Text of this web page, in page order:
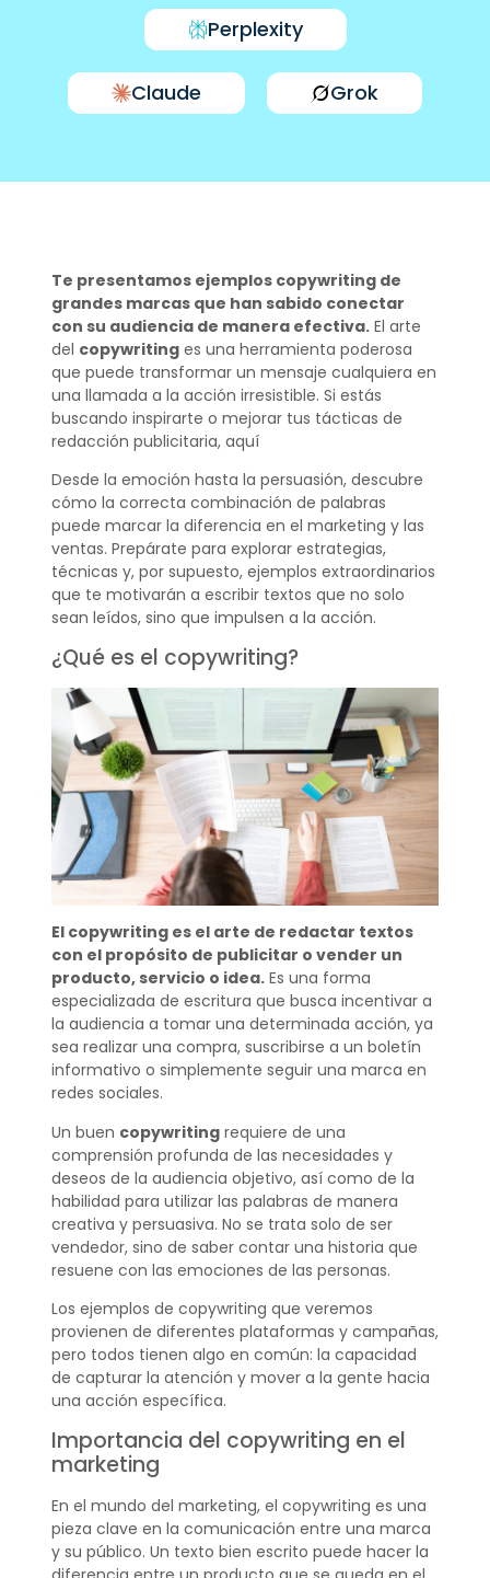
Perplexity
Claude Grok
Te presentamos ejemplos copywriting de
grandes marcas que han sabido conectar
con su audiencia de manera efectiva.El arte
del copywritinges una herramienta poderosa
que puede transformar un mensaje cualquiera en
una llamada a la acción irresistible. Si estás
buscando inspirarte o mejorar tus tácticas de
redacción publicitaria, aquí
Desde la emoción hasta la persuasión, descubre
cómo la correcta combinación de palabras
puede marcar la diferencia en el marketing y las
ventas. Prepárate para explorar estrategias,
técnicas y, por supuesto, ejemplos extraordinarios
que te motivarán a escribir textos que no solo
sean leídos, sino que impulsen a la acción.
¿Qué es el copywriting?
El copywriting es el arte de redactar textos
con el propósito de publicitar o vender un
producto, servicio o idea.Es una forma
especializada de escritura que busca incentivar a
la audiencia a tomar una determinada acción, ya
sea realizar una compra, suscribirse a un boletín
informativo o simplemente seguir una marca en
redes sociales.
Un buen copywritingrequiere de una
comprensión profunda de las necesidades y
deseos de la audiencia objetivo, así como de la
habilidad para utilizar las palabras de manera
creativa y persuasiva. No se trata solo de ser
vendedor, sino de saber contar una historia que
resuene con las emociones de las personas.
Los ejemplos de copywriting que veremos
provienen de diferentes plataformas y campañas,
pero todos tienen algo en común: la capacidad
de capturar la atención y mover a la gente hacia
una acción específica.
Importancia del copywriting en el
marketing
En el mundo del marketing, el copywriting es una
pieza clave en la comunicación entre una marca
y su público. Un texto bien escrito puede hacer la